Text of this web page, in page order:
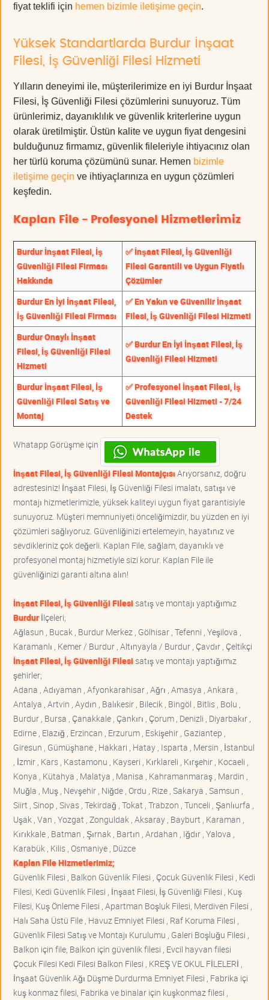
fiyat teklifi için hemen bizimle iletişime geçin.
Yüksek Standartlarda Burdur İnşaat
Filesi, İş Güvenliği Filesi Hizmeti
Yılların deneyimi ile, müşterilerimize en iyi Burdur İnşaat
Filesi, İş Güvenliği Filesi çözümlerini sunuyoruz. Tüm
ürünlerimiz, dayanıklılık ve güvenlik kriterlerine uygun
olarak üretilmiştir. Üstün kalite ve uygun fiyat dengesini
bulduğunuz firmamız, güvenlik fileleriyle ihtiyacınız olan
her türlü koruma çözümünü sunar. Hemen bizimle
iletişime geçin ve ihtiyaçlarınıza en uygun çözümleri
keşfedin.
Kaplan File - Profesyonel Hizmetlerimiz
Burdur İnşaat Filesi, İş
Güvenliği Filesi Firması
Hakkında
✅ İnşaat Filesi, İş Güvenliği
Filesi Garantili ve Uygun Fiyatlı
Çözümler
Burdur En İyi İnşaat Filesi,
İş Güvenliği Filesi Firması
✅ En Yakın ve Güvenilir İnşaat
Filesi, İş Güvenliği Filesi Hizmeti
Burdur Onaylı İnşaat
Filesi, İş Güvenliği Filesi
Hizmeti
✅ Burdur En İyi İnşaat Filesi, İş
Güvenliği Filesi Hizmeti
Burdur İnşaat Filesi, İş
Güvenliği Filesi Satış ve
Montaj
✅ Profesyonel İnşaat Filesi, İş
Güvenliği Filesi Hizmeti - 7/24
Destek
Whatapp Görüşme için
İnşaat Filesi, İş Güvenliği Filesi MontajçısıArıyorsanız, doğru
adrestesiniz! İnşaat Filesi, İş Güvenliği Filesi imalatı, satışı ve
montajı hizmetlerimizle, yüksek kaliteyi uygun fiyat garantisiyle
sunuyoruz. Müşteri memnuniyeti önceliğimizdir, bu yüzden en iyi
çözümleri sağlıyoruz. Güvenliğinizi ertelemeyin, hayatınız ve
sevdikleriniz çok değerli. Kaplan File, sağlam, dayanıklı ve
profesyonel montaj hizmetiyle sizi korur. Kaplan File ile
güvenliğinizi garanti altına alın!
İnşaat Filesi, İş Güvenliği Filesisatış ve montajı yaptığımız
Burdurİlçeleri;
Ağlasun , Bucak , Burdur Merkez , Gölhisar , Tefenni , Yeşilova ,
Karamanlı , Kemer / Burdur , Altınyayla / Burdur , Çavdır , Çeltikçi
İnşaat Filesi, İş Güvenliği Filesisatış ve montajı yaptığımız
şehirler;
Adana , Adıyaman , Afyonkarahisar , Ağrı , Amasya , Ankara ,
Antalya , Artvin , Aydın , Balıkesir , Bilecik , Bingöl , Bitlis , Bolu ,
Burdur , Bursa , Çanakkale , Çankırı , Çorum , Denizli , Diyarbakır ,
Edirne , Elazığ , Erzincan , Erzurum , Eskişehir , Gaziantep ,
Giresun , Gümüşhane , Hakkari , Hatay , Isparta , Mersin , İstanbul
, İzmir , Kars , Kastamonu , Kayseri , Kırklareli , Kırşehir , Kocaeli ,
Konya , Kütahya , Malatya , Manisa , Kahramanmaraş , Mardin ,
Muğla , Muş , Nevşehir , Niğde , Ordu , Rize , Sakarya , Samsun ,
Siirt , Sinop , Sivas , Tekirdağ , Tokat , Trabzon , Tunceli , Şanlıurfa ,
Uşak , Van , Yozgat , Zonguldak , Aksaray , Bayburt , Karaman ,
Kırıkkale , Batman , Şırnak , Bartın , Ardahan , Iğdır , Yalova ,
Karabük , Kilis , Osmaniye , Düzce
Kaplan File Hizmetlerimiz;
Güvenlik Filesi , Balkon Güvenlik Filesi , Çocuk Güvenlik Filesi , Kedi
Filesi, Kedi Güvenlik Filesi , İnşaat Filesi, İş Güvenliği Filesi , Kuş
Filesi, Kuş Önleme Filesi , Apartman Boşluk Filesi, Merdiven Filesi ,
Halı Saha Üstü File , Havuz Emniyet Filesi , Raf Koruma Filesi ,
Güvenlik Filesi Satış ve Montajı Kurulumu , Galeri Boşluğu Filesi ,
Balkon için file, Balkon için güvenlik filesi , Evcil hayvan filesi
Çocuk Filesi Kedi Filesi Balkon Filesi , KREŞ VE OKUL FİLELERİ ,
İnşaat Güvenlik Ağı Düşme Durdurma Emniyet Filesi , Fabrika içi
kuş konmaz filesi, Fabrika ve binalar için kuşkonmaz filesi ,